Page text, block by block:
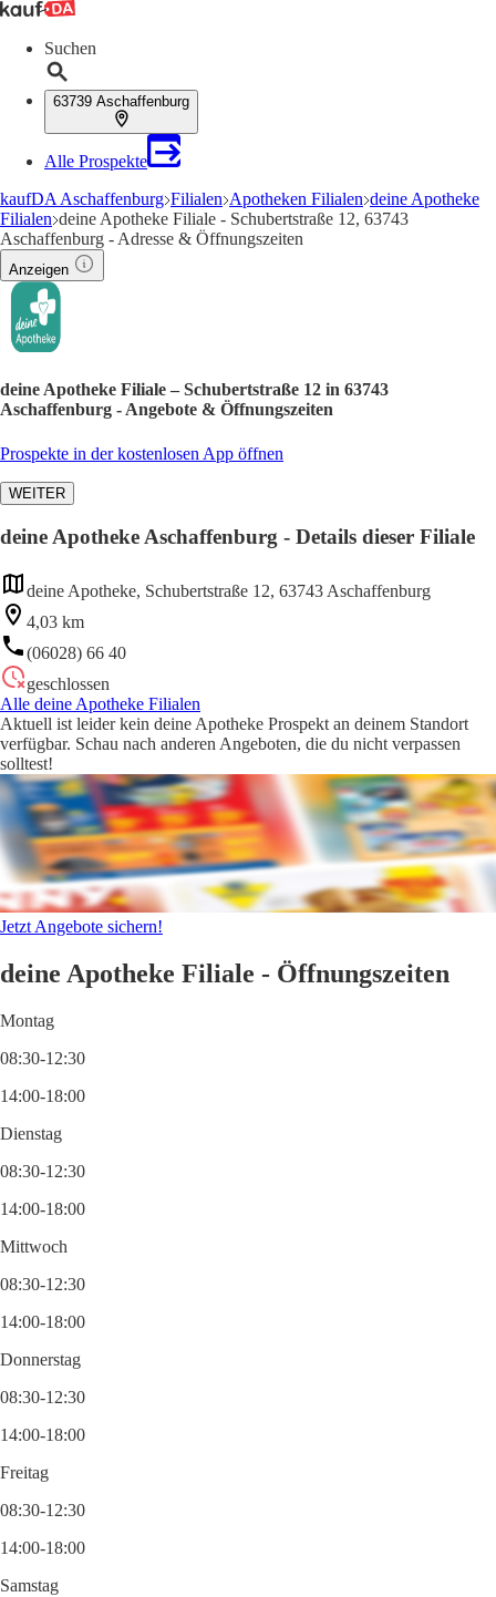
Suchen
63739 Aschaffenburg
Alle Prospekte
kaufDA Aschaffenburg Filialen Apotheken Filialen deine Apotheke
Filialen deine Apotheke Filiale - Schubertstraße 12, 63743
Aschaffenburg - Adresse & Öffnungszeiten
Anzeigen
deine Apotheke Filiale – Schubertstraße 12 in 63743
Aschaffenburg - Angebote & Öffnungszeiten
Prospekte in der kostenlosen App öffnen
WEITER
deine Apotheke Aschaffenburg - Details dieser Filiale
deine Apotheke, Schubertstraße 12, 63743 Aschaffenburg
4,03 km
(06028) 66 40
geschlossen
Alle deine Apotheke Filialen
Aktuell ist leider kein deine Apotheke Prospekt an deinem Standort
verfügbar. Schau nach anderen Angeboten, die du nicht verpassen
solltest!
Jetzt Angebote sichern!
deine Apotheke Filiale - Öffnungszeiten
Montag
08:30-12:30
14:00-18:00
Dienstag
08:30-12:30
14:00-18:00
Mittwoch
08:30-12:30
14:00-18:00
Donnerstag
08:30-12:30
14:00-18:00
Freitag
08:30-12:30
14:00-18:00
Samstag